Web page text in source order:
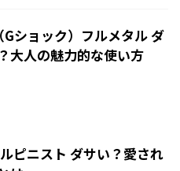
Gショック）フルメタル ダ
大人の魅力的な使い方
ピニスト ダサい？愛され